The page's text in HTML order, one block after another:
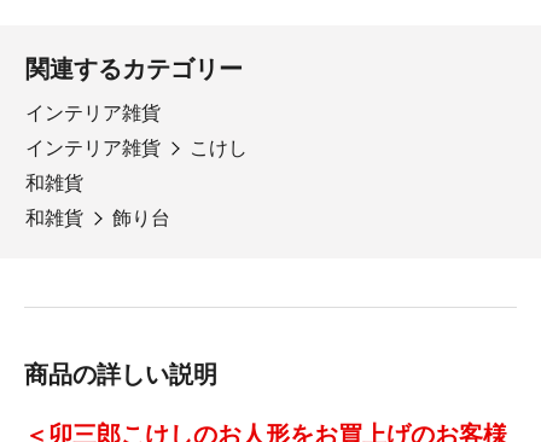
関連するカテゴリー
インテリア雑貨
インテリア雑貨
こけし
和雑貨
和雑貨
飾り台
商品の詳しい説明
＜卯三郎こけしのお人形をお買上げのお客様